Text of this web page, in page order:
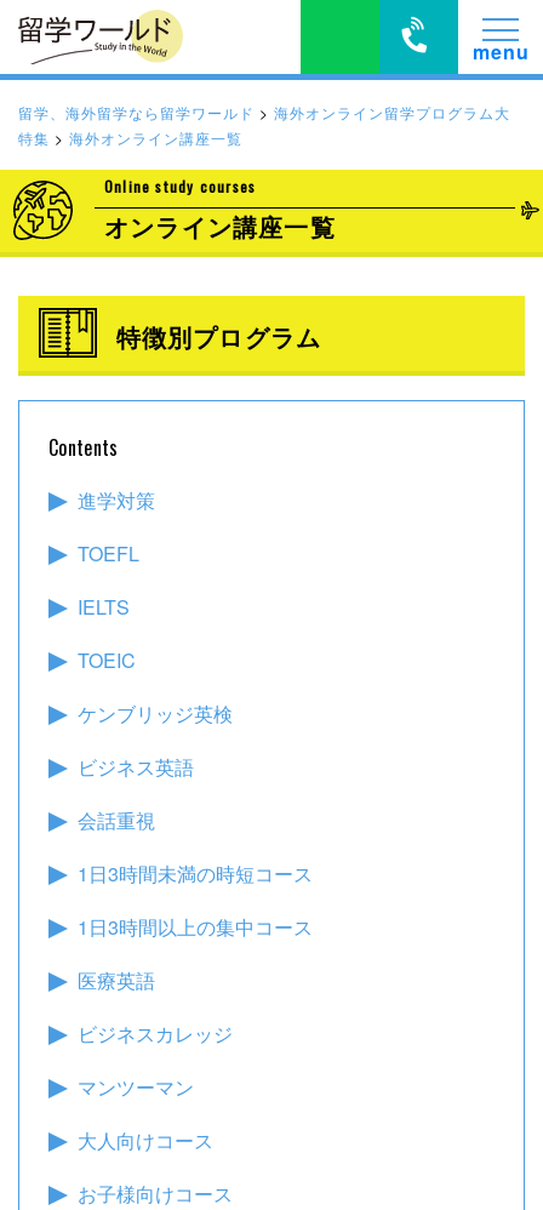
留学、海外留学なら留学ワールド > 海外オンライン留学プログラム大
特集 > 海外オンライン講座一覧
Online study courses
オンライン講座一覧
特徴別プログラム
Contents
進学対策
TOEFL
IELTS
TOEIC
ケンブリッジ英検
ビジネス英語
会話重視
1日3時間未満の時短コース
1日3時間以上の集中コース
医療英語
ビジネスカレッジ
マンツーマン
大人向けコース
お子様向けコース